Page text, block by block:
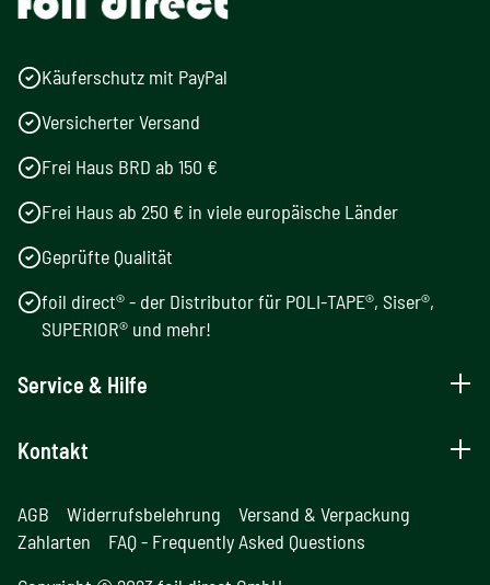
Käuferschutz mit PayPal
Versicherter Versand
Frei Haus BRD ab 150 €
Frei Haus ab 250 € in viele europäische Länder
Geprüfte Qualität
foil direct® - der Distributor für POLI-TAPE®, Siser®,
SUPERIOR® und mehr!
Service & Hilfe
Kontakt
AGB Widerrufsbelehrung
Versand & Verpackung
Zahlarten
FAQ - Frequently Asked Questions